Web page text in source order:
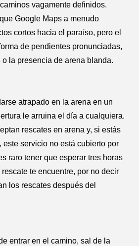
vagamente definidos.
Google Maps a menudo
cortos hacia el paraíso, pero el
de pendientes pronunciadas,
la presencia de arena blanda.
atrapado en la arena en un
le arruina el día a cualquiera.
rescates en arena y, si estás
este servicio no está cubierto por
raro tener que esperar tres horas
te encuentre, por no decir
los rescates después del
entrar en el camino, sal de la